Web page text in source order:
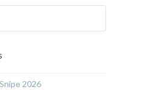
2026